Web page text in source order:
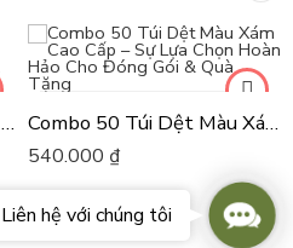
Combo 100 Túi Vải Không Dệt Màu Hồng Viền Đen – Thân Thiện Với Môi Trường & Quảng Cáo Hiệu Quả 🌸 Combo 50 Túi Dệt Màu Xám Cao Cấp – Sự Lựa Chọn Hoàn Hảo Cho Đóng Gói & Quà Tặng
540.000 ₫
Us
Liên hệ với chúng tôi